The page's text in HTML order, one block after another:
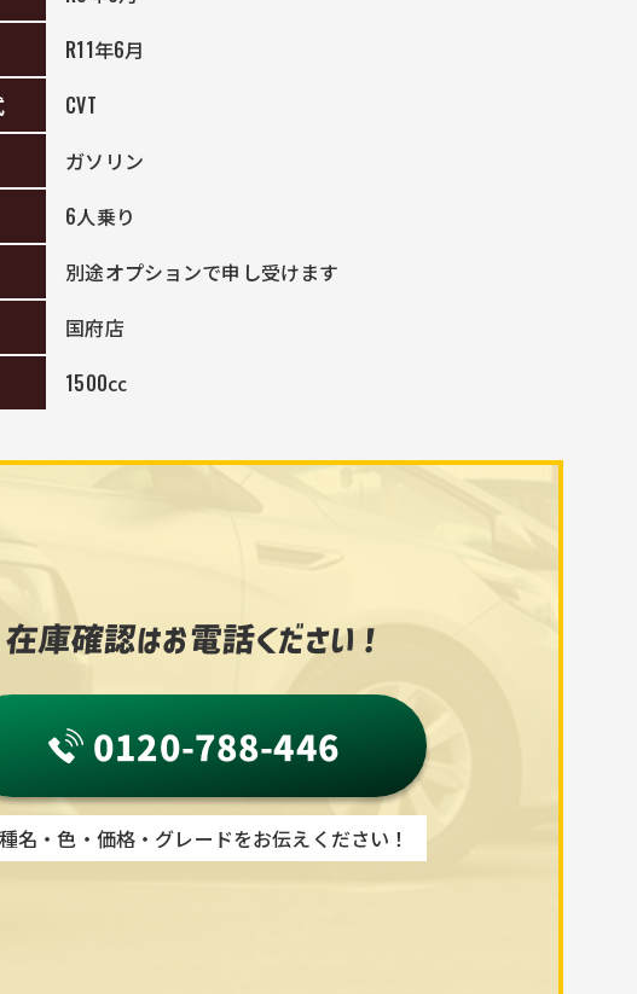
R11年6月
CVT
ガソリン
6人乗り
別途オプションで申し受けます
国府店
1500㏄
在庫確認はお電話ください！
0120-788-446
名・色・価格・グレードをお伝えください！